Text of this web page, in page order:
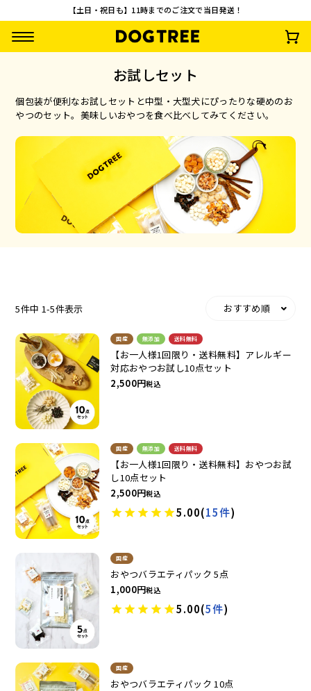
【土日・祝日も】11時までのご注文で当日発送！
【先着100名様限
定】やわらか乳酸菌
スティック3種セッ
ト 無料プレゼント
(税込)
【お一人様1回限
り・送料無料】おや
つお試し10点セッ
(税込)
うまうまスティック
鶏・さつまいも
¥
935 (税込)
さつまいもワッフ
¥792
ドッグフード トッピング
ソフトスティック
アキレス・骨・皮・ガム スナック・スイーツ
お試しセット
個包装が便利なお試しセットと中型・大型犬にぴったりな硬めのお
やつのセット。美味しいおやつを食べ比べしてみてください。
おすすめ順
5件中 1-5件表示
国産 無添加 送料無料
【お一人様1回限り・送料無料】アレルギー
対応おやつお試し10点セット
2,500
税込
国産 無添加 送料無料
【お一人様1回限り・送料無料】おやつお試
し10点セット
2,500
税込
5.00(15件)
国産
おやつバラエティパック 5点
1,000
税込
5.00(5件)
国産
おやつバラエティパック 10点